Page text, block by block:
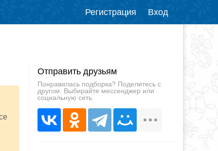
Регистрация Вход
Отправить друзьям
Понравилась подборка? Поделитесь с
другом. Выбирайте мессенджер или
социальную сеть.